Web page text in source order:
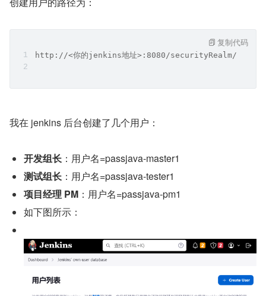
http://<你的jenkins地址>:8080/securityRealm/
复制代码
我在 jenkins 后台创建了几个用户：
开发组长 ：用户名=passjava-master1
测试组长 ：用户名=passjava-tester1
项目经理 PM ：用户名=passjava-pm1
如下图所示：